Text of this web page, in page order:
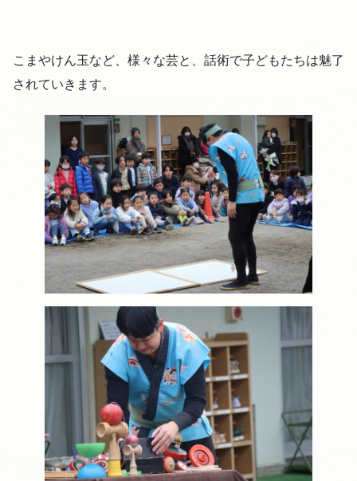
こまやけん玉など、様々な芸と、話術で子どもたちは魅了
されていきます。